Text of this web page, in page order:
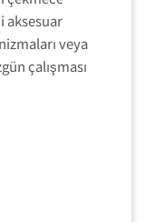
aksesuar
veya
çalışması